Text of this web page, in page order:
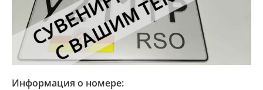
Информация о номере: